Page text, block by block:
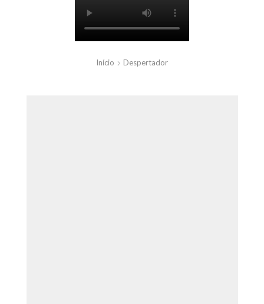
Início Despertador